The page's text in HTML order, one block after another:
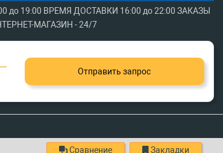
до 19:00 ВРЕМЯ ДОСТАВКИ 16:00 до 22:00 ЗАКАЗЫ
МАГАЗИН - 24/7
Отправить запрос
Сравнение Закладки